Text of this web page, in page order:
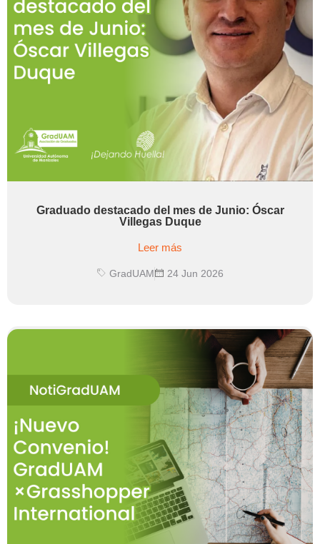
Graduado destacado del mes de Junio: Óscar
Villegas Duque
Leer más
GradUAM 24 Jun 2026